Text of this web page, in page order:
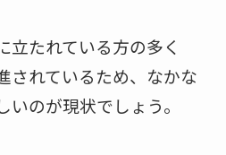
立たれている方の多く
されているため、なかな
のが現状でしょう。